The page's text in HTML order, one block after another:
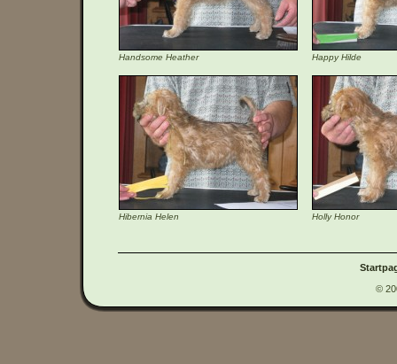
Handsome Heather Happy Hilde
Hibernia Helen Holly Honor
©